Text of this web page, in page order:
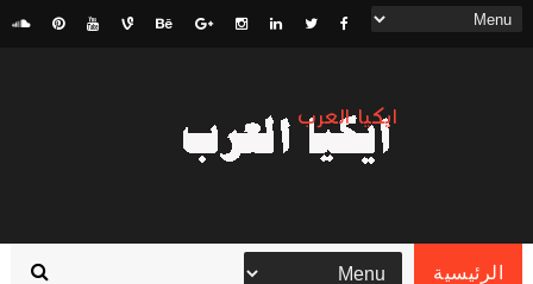
ايكيا العرب
الرئيسية